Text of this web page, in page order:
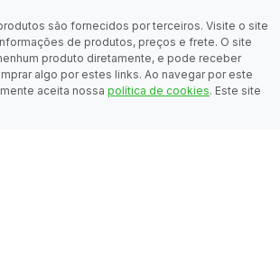
são fornecidos por terceiros. Visite o site
de produtos, preços e frete. O site
produto diretamente, e pode receber
algo por estes links. Ao navegar por este
aceita nossa política de cookies. Este site